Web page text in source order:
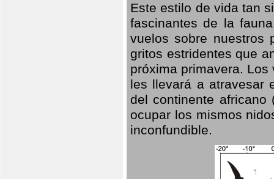
Este estilo de vida tan
fascinantes de la
vuelos sobre nuestros
gritos estridentes que
próxima primavera.
les llevará a atravesar
del continente
ocupar los mismos
inconfundible.